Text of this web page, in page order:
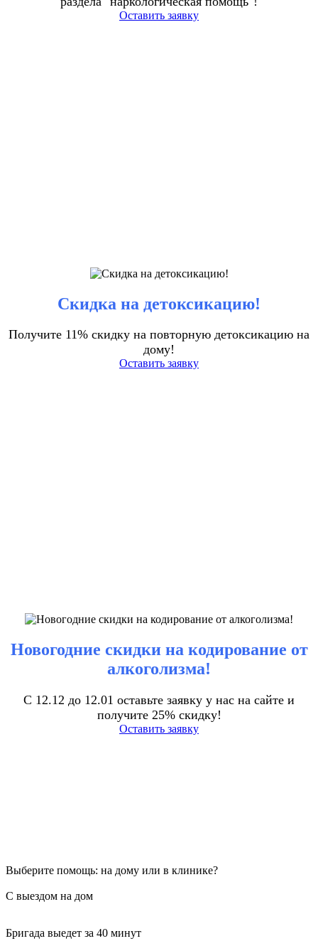
Оставить заявку
Скидка на детоксикацию!
Получите 11% скидку на повторную детоксикацию на
дому!
Оставить заявку
Новогодние скидки на кодирование от
алкоголизма!
С 12.12 до 12.01 оставьте заявку у нас на сайте и
получите 25% скидку!
Оставить заявку
Выберите помощь: на дому или в клинике?
С выездом на дом
Бригада выедет за 40 минут